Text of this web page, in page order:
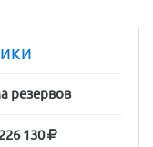
резервов
130